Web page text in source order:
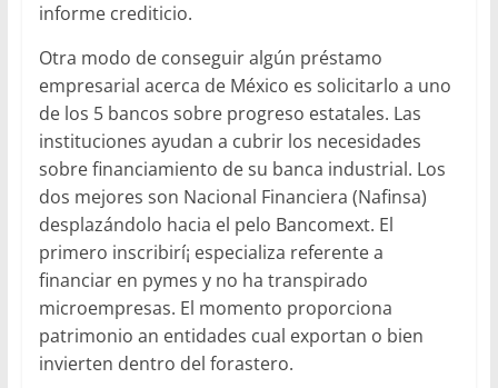
informe crediticio.
Otra modo de conseguir algún préstamo
empresarial acerca de México es solicitarlo a uno
de los 5 bancos sobre progreso estatales. Las
instituciones ayudan a cubrir los necesidades
sobre financiamiento de su banca industrial. Los
dos mejores son Nacional Financiera (Nafinsa)
desplazándolo hacia el pelo Bancomext. El
primero inscribirí¡ especializa referente a
financiar en pymes y no ha transpirado
microempresas. El momento proporciona
patrimonio an entidades cual exportan o bien
invierten dentro del forastero.